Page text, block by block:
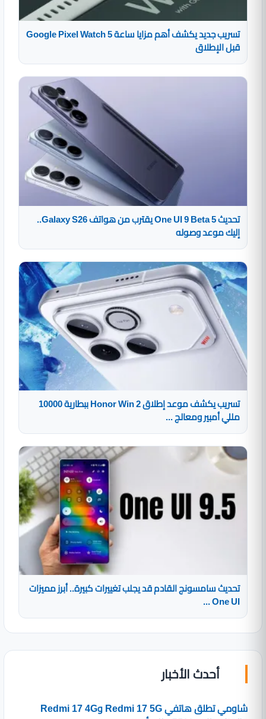
تسريب جديد يكشف أهم مزايا ساعة Google Pixel Watch 5
قبل الإطلاق
تحديث One UI 9 Beta 5 يقترب من هواتف Galaxy S26..
إليك موعد وصوله
تسريب يكشف موعد إطلاق Honor Win 2 ببطارية 10000
مللي أمبير ومعالج ...
تحديث سامسونج القادم قد يجلب تغييرات كبيرة.. أبرز مميزات
One UI ...
أحدث الأخبار
شاومي تطلق هاتفي Redmi 17 5G وRedmi 17 4G